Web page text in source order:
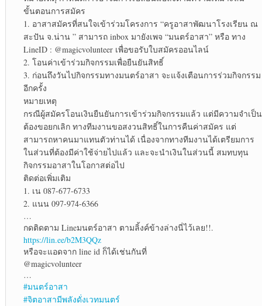
ขั้นตอนการสมัคร
1. อาสาสมัครที่สนใจเข้าร่วมโครงการ “ครูอาสาพัฒนาโรงเรียน ณ
สะปัน จ.น่าน ” สามารถ inbox มายังเพจ “มนตร์อาสา” หรือ ทาง
LineID : @magicvolunteer เพื่อขอรับใบสมัครออนไลน์
2. โอนค่าเข้าร่วมกิจกรรมเพื่อยืนยันสิทธิ์
3. ก่อนถึงวันไปกิจกรรมทางมนตร์อาสา จะแจ้งเตือนการร่วมกิจกรรม
อีกครั้ง
หมายเหตุ
กรณีผู้สมัครโอนเงินยืนยันการเข้าร่วมกิจกรรมแล้ว แต่มีความจำเป็น
ต้องขอยกเลิก ทางทีมงานขอสงวนสิทธิ์ในการคืนค่าสมัคร แต่
สามารถหาคนมาแทนตัวท่านได้ เนื่องจากทางทีมงานได้เตรียมการ
ในส่วนที่ต้องมีค่าใช้จ่ายไปแล้ว และจะนำเงินในส่วนนี้ สมทบทุน
กิจกรรมอาสาในโอกาสต่อไป
ติดต่อเพิ่มเติม
1. เน 087-677-6733
2. แนน 097-974-6366
…
กดติดตาม Lineมนตร์อาสา ตามลิ้งค์ข้างล่างนี่ไว้เลย!!.
https://lin.ee/b2M3QQz
หรือจะแอดจาก line id ก็ได้เช่นกันที่
@magicvolunteer
…
#มนตร์อาสา
#จิตอาสามีพลังดั่งเวทมนตร์